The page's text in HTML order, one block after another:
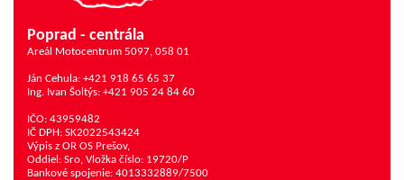
Poprad - centrála
Areál Motocentrum 5097, 058 01
Ján Cehula: +421 918 65 65 37
Ing. Ivan Šoltýs: +421 905 24 84 60
IČO: 43959482
IČ DPH: SK2022543424
Výpis z OR OS Prešov,
Oddiel: Sro, Vložka číslo: 19720/P
Bankové spojenie: 4013332889/7500